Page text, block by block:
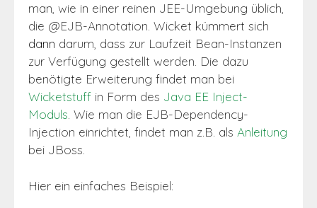
man, wie in einer reinen JEE-Umgebung üblich,
die @EJB-Annotation. Wicket kümmert sich
dann darum, dass zur Laufzeit Bean-Instanzen
zur Verfügung gestellt werden. Die dazu
benötigte Erweiterung findet man bei
Wicketstuff in Form des Java EE Inject-
Moduls . Wie man die EJB-Dependency-
Injection einrichtet, findet man z.B. als Anleitung
bei JBoss.
Hier ein einfaches Beispiel: